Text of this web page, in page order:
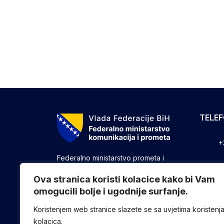
Ova stranica koristi kolacice kako bi Vam
omogucili bolje i ugodnije surfanje.
Koristenjem web stranice slazete se sa uvjetima koristenja
kolacica.
Federalno ministarstvo prometa i
druge poslove utvrđene zakonom koji
se odnose na ostvarivanje nadležnosti
Federacije u oblasti prometa i
komunikacija.